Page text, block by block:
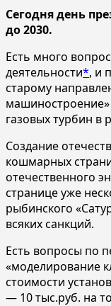
Сегодня день
до 2030.
Есть много
деятельности*, и
старому
газовых турбин в
Создание
кошмарных
отечественного
странице уже
рыбинского
всяких санкций.
Есть вопросы по
«моделирование
стоимости
— 10 тыс.руб. на